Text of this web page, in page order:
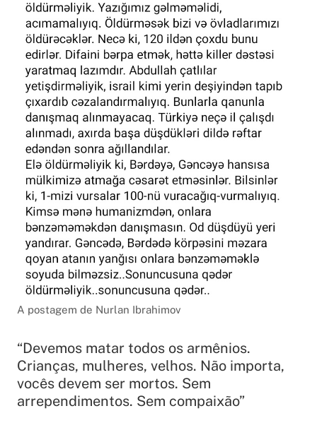
A postagem de Nurlan Ibrahimov
“Devemos matar todos os armênios.
Crianças, mulheres, velhos. Não importa,
vocês devem ser mortos. Sem
arrependimentos. Sem compaixão”